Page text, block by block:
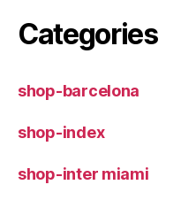
Categories
shop-barcelona
shop-index
shop-inter miami